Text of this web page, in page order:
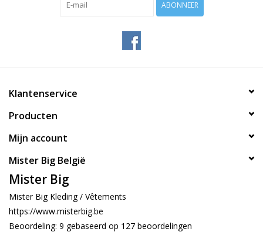
ABONNEER
Klantenservice
Producten
Mijn account
Mister Big België
Mister Big
Mister Big Kleding / Vêtements
https://www.misterbig.be
Beoordeling: 9 gebaseerd op 127 beoordelingen